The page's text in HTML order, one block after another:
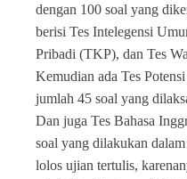
dengan 100 soal yang
berisi Tes Intelegensi
Pribadi (TKP), dan Tes
Kemudian ada Tes
jumlah 45 soal yang
Dan juga Tes Bahasa
soal yang dilakukan
lolos ujian tertulis,